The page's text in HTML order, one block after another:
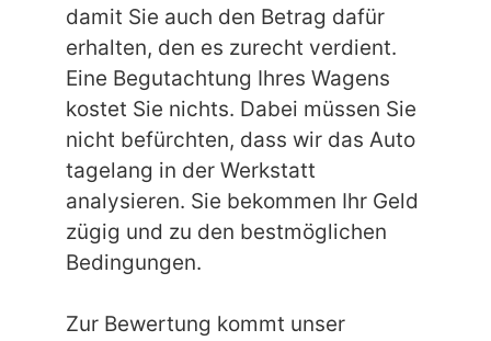
damit Sie auch den Betrag dafür
erhalten, den es zurecht verdient.
Eine Begutachtung Ihres Wagens
kostet Sie nichts. Dabei müssen Sie
nicht befürchten, dass wir das Auto
tagelang in der Werkstatt
analysieren. Sie bekommen Ihr Geld
zügig und zu den bestmöglichen
Bedingungen.
Zur Bewertung kommt unser